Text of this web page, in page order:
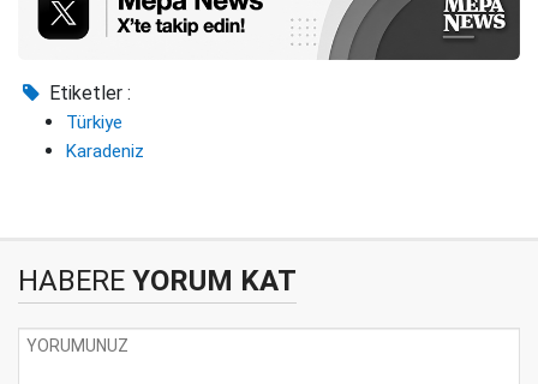
Etiketler :
Türkiye
Karadeniz
HABERE YORUM KAT